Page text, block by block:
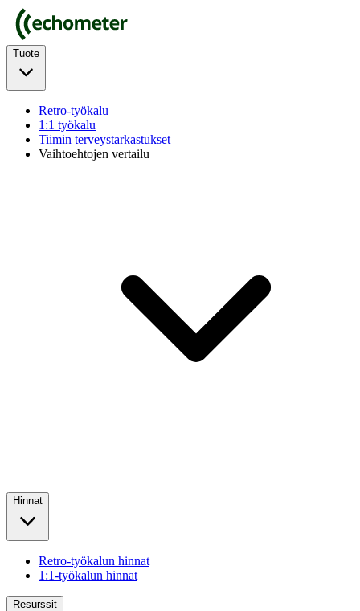
Tuote
Retro-työkalu
1:1 työkalu
Tiimin terveystarkastukset
Vaihtoehtojen vertailu
Hinnat
Retro-työkalun hinnat
1:1-työkalun hinnat
Resurssit